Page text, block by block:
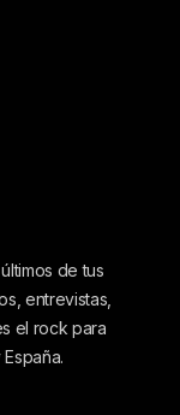
de tus
entrevistas,
el rock para